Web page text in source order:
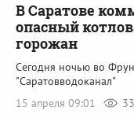
В Саратове
опасный
горожан
Сегодня ночью во
"Саратовводоканал"
15 апреля 09:01